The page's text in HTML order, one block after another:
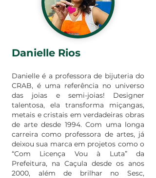
Danielle Rios
Danielle é a professora de bijuteria do
CRAB, é uma referência no universo
das joias e semi-joias! Designer
talentosa, ela transforma miçangas,
metais e cristais em verdadeiras obras
de arte desde 1994. Com uma longa
carreira como professora de artes, já
deixou sua marca em projetos como o
“Com Licença Vou à Luta” da
Prefeitura, na Caçula desde os anos
2000, além de brilhar no Sesc,